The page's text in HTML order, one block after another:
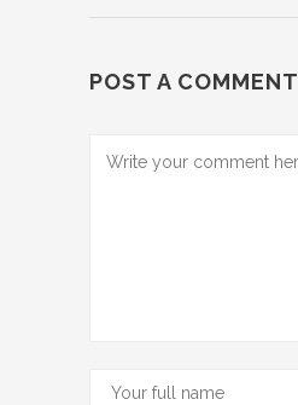
POST A COMMENT